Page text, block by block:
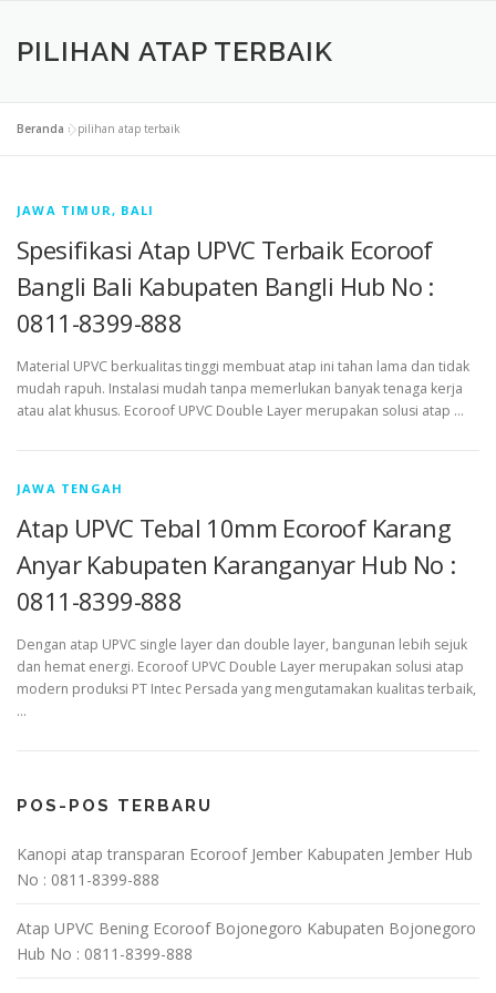
PILIHAN ATAP TERBAIK
Beranda »pilihan atap terbaik
JAWA TIMUR, BALI
Spesifikasi Atap UPVC Terbaik Ecoroof
Bangli Bali Kabupaten Bangli Hub No :
0811-8399-888
Material UPVC berkualitas tinggi membuat atap ini tahan lama dan tidak
mudah rapuh. Instalasi mudah tanpa memerlukan banyak tenaga kerja
atau alat khusus. Ecoroof UPVC Double Layer merupakan solusi atap …
JAWA TENGAH
Atap UPVC Tebal 10mm Ecoroof Karang
Anyar Kabupaten Karanganyar Hub No :
0811-8399-888
Dengan atap UPVC single layer dan double layer, bangunan lebih sejuk
dan hemat energi. Ecoroof UPVC Double Layer merupakan solusi atap
modern produksi PT Intec Persada yang mengutamakan kualitas terbaik,
…
POS-POS TERBARU
Kanopi atap transparan Ecoroof Jember Kabupaten Jember Hub
No : 0811-8399-888
Atap UPVC Bening Ecoroof Bojonegoro Kabupaten Bojonegoro
Hub No : 0811-8399-888